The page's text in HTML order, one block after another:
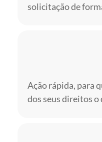
solicitação de
Ação rápida, para
dos seus direitos